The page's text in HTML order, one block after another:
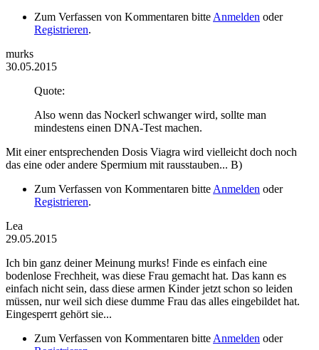
Zum Verfassen von Kommentaren bitte Anmelden oder
Registrieren.
murks
30.05.2015
Quote:
Also wenn das Nockerl schwanger wird, sollte man
mindestens einen DNA-Test machen.
Mit einer entsprechenden Dosis Viagra wird vielleicht doch noch
das eine oder andere Spermium mit rausstauben... B)
Zum Verfassen von Kommentaren bitte Anmelden oder
Registrieren.
Lea
29.05.2015
Ich bin ganz deiner Meinung murks! Finde es einfach eine
bodenlose Frechheit, was diese Frau gemacht hat. Das kann es
einfach nicht sein, dass diese armen Kinder jetzt schon so leiden
müssen, nur weil sich diese dumme Frau das alles eingebildet hat.
Eingesperrt gehört sie...
Zum Verfassen von Kommentaren bitte Anmelden oder